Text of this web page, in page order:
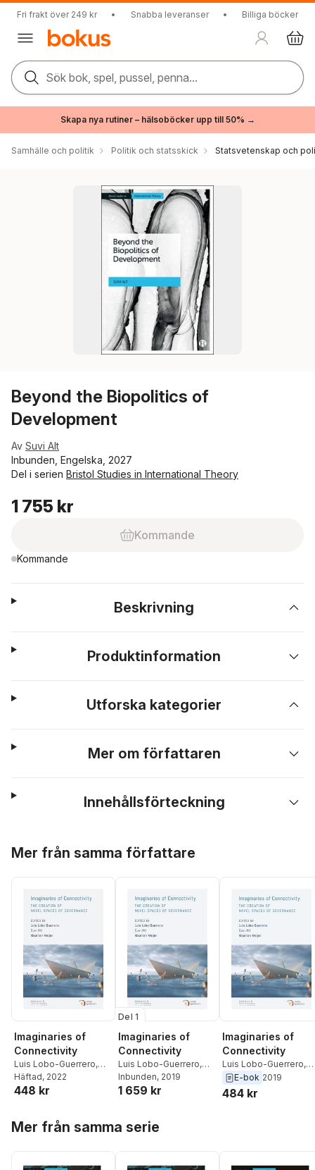
Fri frakt över 249 kr • Snabba leveranser • Billiga böcker
Sök bok, spel, pussel, penna...
Skapa nya rutiner – hälsoböcker upp till 50% →
Samhälle och politik Politik och statsskick Statsvetenskap och
Beyond the Biopolitics of
Development
Av Suvi Alt
Inbunden, Engelska, 2027
Del i serien Bristol Studies in International Theory
1 755 kr
Kommande
Kommande
Beskrivning
Produktinformation
Utforska kategorier
Mer om författaren
Innehållsförteckning
Mer från samma författare
Imaginaries of
Connectivity
Luis Lobo-Guerrero,
Suvi Alt ,Maarten Meijer
Häftad, 2022
448 kr
Del 1
Imaginaries of
Connectivity
Luis Lobo-Guerrero,
Suvi Alt,Maarten Meijer
Inbunden, 2019
1 659 kr
Imaginaries of
Connectivity
Luis Lobo-Guerrero,
Suvi Alt,Maarten
E-bok 2019
484 kr
Mer från samma serie